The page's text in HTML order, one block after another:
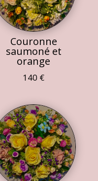
Couronne
saumoné et
orange
140 €